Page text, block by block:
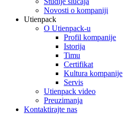
Novosti o kompaniji
Utienpack
O Utienpack-u
Profil kompanije
Istorija
Timu
Certifikat
Kultura kompanije
Servis
Utienpack video
Preuzimanja
Kontaktirajte nas